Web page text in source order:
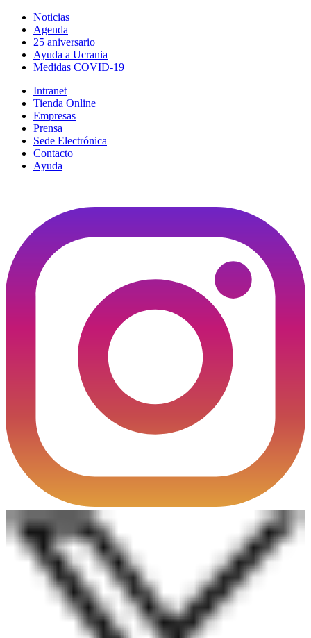
Noticias
Agenda
25 aniversario
Ayuda a Ucrania
Medidas COVID-19
Intranet
Tienda Online
Empresas
Prensa
Sede Electrónica
Contacto
Ayuda